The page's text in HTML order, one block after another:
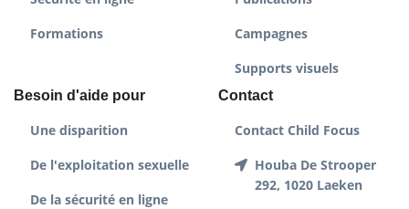
Formations
Campagnes
Supports visuels
Besoin d'aide pour
Une disparition
De l'exploitation sexuelle
De la sécurité en ligne
Contact
Contact Child Focus
Houba De Strooper
292, 1020 Laeken